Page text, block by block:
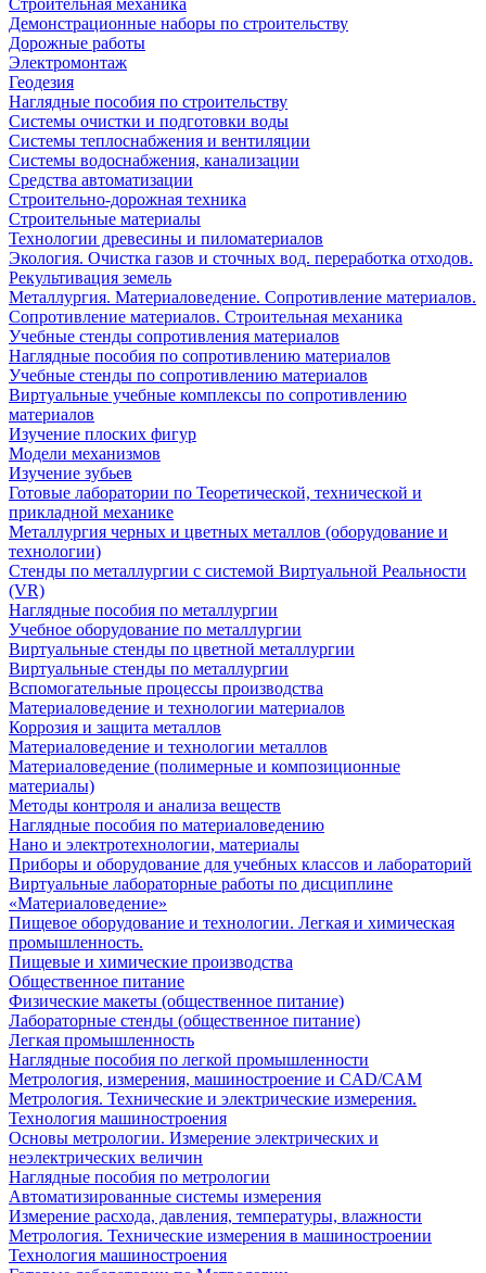
Cтроительная механика
Демонстрационные наборы по строительству
Дорожные работы
Электромонтаж
Геодезия
Наглядные пособия по строительству
Системы очистки и подготовки воды
Системы теплоснабжения и вентиляции
Системы водоснабжения, канализации
Средства автоматизации
Строительно-дорожная техника
Строительные материалы
Технологии древесины и пиломатериалов
Экология. Очистка газов и сточных вод. переработка отходов.
Рекультивация земель
Металлургия. Материаловедение. Сопротивление материалов.
Сопротивление материалов. Строительная механика
Учебные стенды сопротивления материалов
Наглядные пособия по сопротивлению материалов
Учебные стенды по сопротивлению материалов
Виртуальные учебные комплексы по сопротивлению
материалов
Изучение плоских фигур
Модели механизмов
Изучение зубьев
Готовые лаборатории по Теоретической, технической и
прикладной механике
Металлургия черных и цветных металлов (оборудование и
технологии)
Cтенды по металлургии с системой Виртуальной Реальности
(VR)
Наглядные пособия по металлургии
Учебное оборудование по металлургии
Виртуальные стенды по цветной металлургии
Виртуальные стенды по металлургии
Вспомогательные процессы производства
Материаловедение и технологии материалов
Коррозия и защита металлов
Материаловедение и технологии металлов
Материаловедение (полимерные и композиционные
материалы)
Методы контроля и анализа веществ
Наглядные пособия по материаловедению
Нано и электротехнологии, материалы
Приборы и оборудование для учебных классов и лабораторий
Виртуальные лабораторные работы по дисциплине
«Материаловедение»
Пищевое оборудование и технологии. Легкая и химическая
промышленность.
Пищевые и химические производства
Общественное питание
Физические макеты (общественное питание)
Лабораторные стенды (общественное питание)
Легкая промышленность
Наглядные пособия по легкой промышленности
Метрология, измерения, машиностроение и CAD/CAM
Метрология. Технические и электрические измерения.
Технология машиностроения
Основы метрологии. Измерение электрических и
неэлектрических величин
Наглядные пособия по метрологии
Автоматизированные системы измерения
Измерение расхода, давления, температуры, влажности
Метрология. Технические измерения в машиностроении
Технология машиностроения